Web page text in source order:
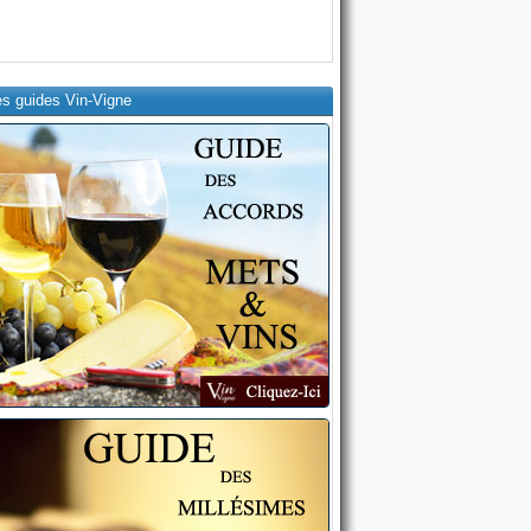
guides Vin-Vigne